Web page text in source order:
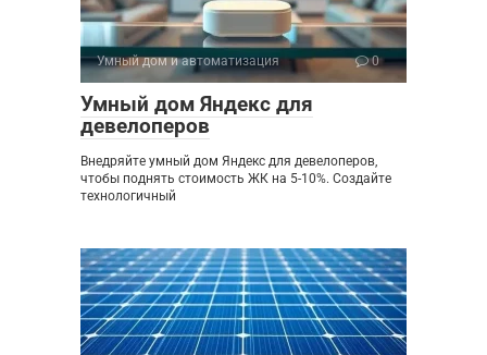
Умный дом и автоматизация 0
Умный дом Яндекс для
девелоперов
Внедряйте умный дом Яндекс для девелоперов,
чтобы поднять стоимость ЖК на 5-10%. Создайте
технологичный